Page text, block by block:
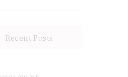
Recent Posts